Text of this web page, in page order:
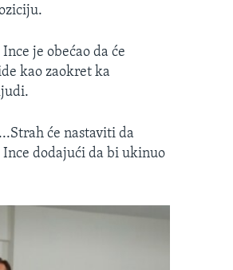
je obećao da će
kao zaokret ka
će nastaviti da
dodajući da bi ukinuo